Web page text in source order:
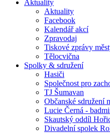
Aktuality
Aktuality
Facebook
Kalendář akcí
Zpravodaj
Tiskové zprávy
Tělocvična
Spolky & sdružení
Hasiči
Společnost pro
TJ Šumavan
Občanské sdružení
Lucie Černá -
Skautský oddíl
Divadelní spolek